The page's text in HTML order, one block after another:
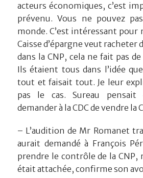
acteurs économiques, c’est
prévenu. Vous ne pouvez
monde. C’est intéressant pour
Caisse d’épargne veut racheter
dans la CNP, cela ne fait pas
Ils étaient tous dans l’idée
tout et faisait tout. Je leur
pas le cas. Sureau pensait
demander à la CDC de vendre la
– L’audition de Mr Romanet
aurait demandé à François
prendre le contrôle de la CNP,
était attachée, confirme son